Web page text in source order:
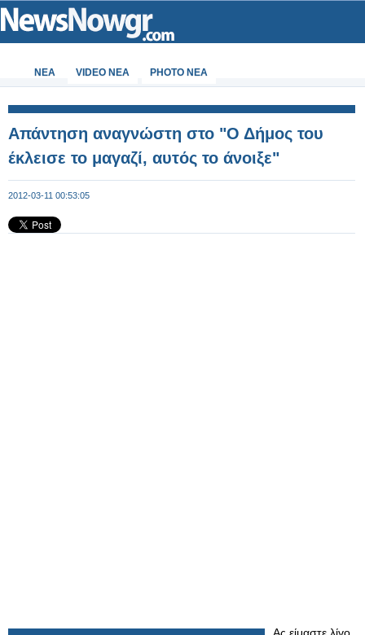
ΝΕΑ VIDEO NEA PHOTO NEA
Απάντηση αναγνώστη στο "Ο Δήμος του
έκλεισε το μαγαζί, αυτός το άνοιξε"
2012-03-11 00:53:05